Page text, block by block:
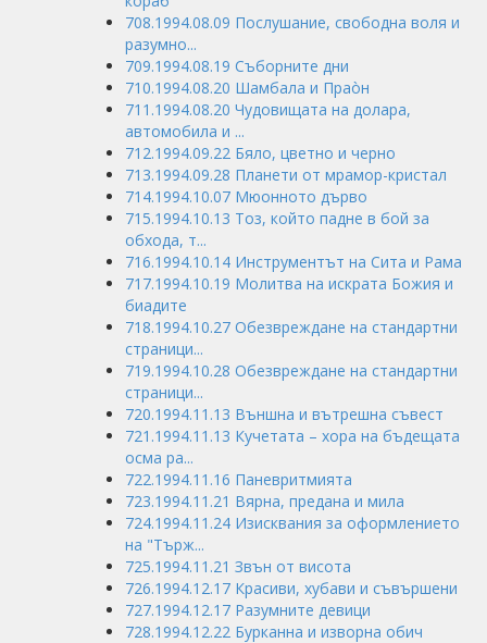
708.1994.08.09 Послушание, свободна воля и
разумно...
709.1994.08.19 Съборните дни
710.1994.08.20 Шамбала и Праòн
711.1994.08.20 Чудовищата на долара,
автомобила и ...
712.1994.09.22 Бяло, цветно и черно
713.1994.09.28 Планети от мрамор-кристал
714.1994.10.07 Мюонното дърво
715.1994.10.13 Тоз, който падне в бой за
обхода, т...
716.1994.10.14 Инструментът на Сита и Рама
717.1994.10.19 Молитва на искрата Божия и
биадите
718.1994.10.27 Обезвреждане на стандартни
страници...
719.1994.10.28 Обезвреждане на стандартни
страници...
720.1994.11.13 Външна и вътрешна съвест
721.1994.11.13 Кучетата – хора на бъдещата
осма ра...
722.1994.11.16 Паневритмията
723.1994.11.21 Вярна, предана и мила
724.1994.11.24 Изисквания за оформлението
на "Търж...
725.1994.11.21 Звън от висота
726.1994.12.17 Красиви, хубави и съвършени
727.1994.12.17 Разумните девици
728.1994.12.22 Бурканна и изворна обич